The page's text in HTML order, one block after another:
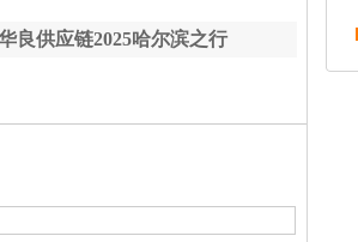
良供应链2025哈尔滨之行